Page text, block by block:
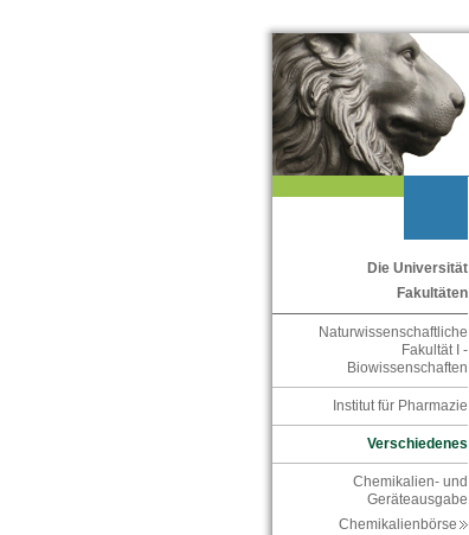
Die Universität
Fakultäten
Naturwissenschaftliche
Fakultät I -
Biowissenschaften
Institut für Pharmazie
Verschiedenes
Chemikalien- und
Geräteausgabe
Chemikalienbörse